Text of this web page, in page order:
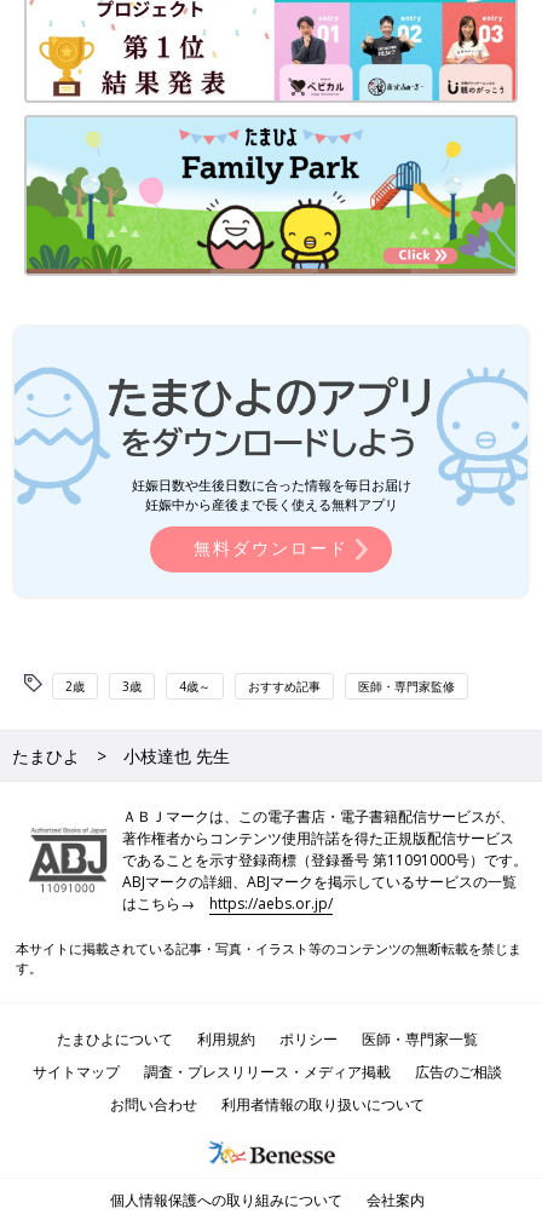
妊娠日数や生後日数に合った情報を毎日お届け
妊娠中から産後まで長く使える無料アプリ
無料ダウンロード
2歳 3歳 4歳～ おすすめ記事 医師・専門家監修
たまひよ 小枝達也 先生
ＡＢＪマークは、この電子書店・電子書籍配信サービスが、
著作権者からコンテンツ使用許諾を得た正規版配信サービス
であることを示す登録商標（登録番号 第11091000号）です。
ABJマークの詳細、ABJマークを掲示しているサービスの一覧
はこちら→https://aebs.or.jp/
本サイトに掲載されている記事・写真・イラスト等のコンテンツの無断転載を禁じま
す。
たまひよについて 利用規約 ポリシー
医師・専門家一覧
サイトマップ
調査・プレスリリース・メディア掲載
広告のご相談
お問い合わせ
利用者情報の取り扱いについて
個人情報保護への取り組みについて 会社案内